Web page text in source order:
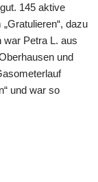
145 aktive
dazu
war Petra L. aus
und
und war so